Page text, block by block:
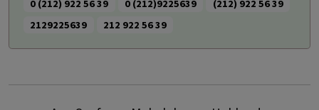
0 (212) 922 56 39
0 (212)9225639
(212) 922 56 39
2129225639
212 922 56 39